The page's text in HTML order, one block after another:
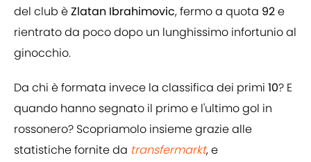
del club èZlatan Ibrahimovic, fermo a quota 92e
rientrato da poco dopo un lunghissimo infortunio al
ginocchio.
Da chi è formata invece la classifica dei primi 10? E
quando hanno segnato il primo e l'ultimo gol in
rossonero? Scopriamolo insieme grazie alle
statistiche fornite da transfermarkt, e